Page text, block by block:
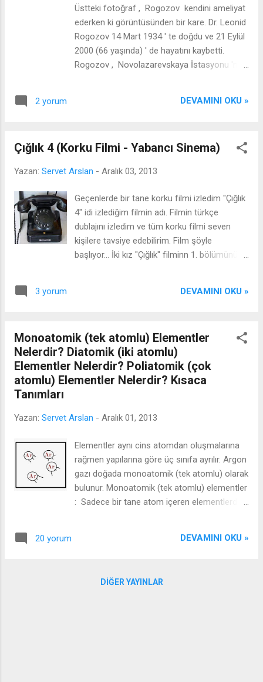
uzunluğunda olan köprü 8 şeride sahiptir.
"Sana bir şey sorabilir miyim ?" sorusu,
beyinde direkt olarak panik duygusuna neden
olmaktadır. Microsoft Excel programının diğer
Microsoft Office programlarından aslında
Kes , Kopyala ve Yapıştır komutlarının
Üstteki fotoğraf , Rogozov kendini ameliyat
ederken ki görüntüsünden bir kare. Dr. Leonid
Rogozov 14 Mart 1934 ' te doğdu ve 21 Eylül
2000 (66 yaşında) ' de hayatını kaybetti.
Rogozov , Novolazarevskaya İstasyonu 'nda
Rogozov ' a apandist tanısı koyulmuş.
bulanması ve vücut sıcaklığının 37.5
belirtilerin apandisitten kaynaklandığını
kendinden başka doktor olmaması sebebiyle
kendi kendini ameliyat etme kararı aldı.
Tamamen olumsuz şartlar içerisinde ve
sadece ayna , el yardımı ile kendini ameliyat
etti. Öncelikle ağrıyan yerine lokal antestezi
kendini kesip ayna ve el yardımıyla 2 saat
2 yorum DEVAMINI OKU »
Çığlık 4 (Korku Filmi - Yabancı Sinema)
Yazan: Servet Arslan - Aralık 03, 2013
Geçenlerde bir tane korku filmi izledim "Çığlık
4" idi izlediğim filmin adı. Filmin türkçe
dublajını izledim ve tüm korku filmi seven
kişilere tavsiye edebilirim. Film şöyle
başlıyor... İki kız "Çığlık" filminn 1. bölümünü
sonrada biz 4. bölümünü izliyoruz ama
her telefonla aradığı kişiyi öldürüyor. Bu filmi
izledikten sonra artık evdeki telefonun
çalmasını bile istemeyeceksiniz diyebilirim.
İşte 4. bölümde iki kız bu filmin 3. bölümünü
duyduğunu söylüyor ama yalan tabiki sadece
kata çıkıyor ve pencerenin açık olduğunu
görüyor. Birden telefon çalıyor ve alt kattaki
kız telefonu açınca bir adam sesi duyuyor -
3 yorum DEVAMINI OKU »
Monoatomik (tek atomlu) Elementler
Nelerdir? Diatomik (iki atomlu)
Elementler Nelerdir? Poliatomik (çok
atomlu) Elementler Nelerdir? Kısaca
Tanımları
Yazan: Servet Arslan - Aralık 01, 2013
Elementler aynı cins atomdan oluşmalarına
rağmen yapılarına göre üç sınıfa ayrılır. Argon
gazı doğada monoatomik (tek atomlu) olarak
bulunur. Monoatomik (tek atomlu) elementler
: Sadece bir tane atom içeren elementlerdir.
şekilde benzetmeye çalıştım. Azot gazı N-N
elementler : İki atomdan meydana gelen
20 yorum DEVAMINI OKU »
DIĞER YAYINLAR